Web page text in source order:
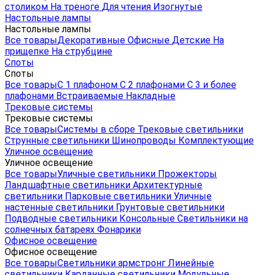
столиком На треноге Для чтения Изогнутые
Настольные лампы
Настольные лампы
Все товарыДекоративные Офисные Детские На
прищепке На струбцине
Споты
Споты
Все товарыС 1 плафоном С 2 плафонами С 3 и более
плафонами Встраиваемые Накладные
Трековые системы
Трековые системы
Все товарыСистемы в сборе Трековые светильники
Струнные светильники Шинопроводы Комплектующие
Уличное освещение
Уличное освещение
Все товарыУличные светильники Прожекторы
Ландшафтные светильники Архитектурные
светильники Парковые светильники Уличные
настенные светильники Грунтовые светильники
Подводные светильники Консольные Светильники на
солнечных батареях Фонарики
Офисное освещение
Офисное освещение
Все товарыСветильники армстронг Линейные